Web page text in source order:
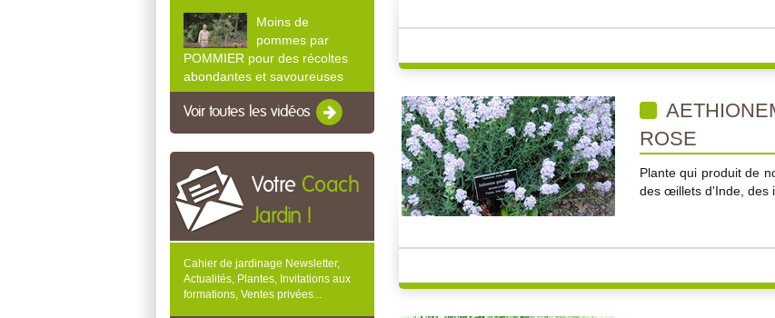
Moins de
pommes par
POMMIER pour des récoltes
abondantes et savoureuses
Voir toutes les vidéos
Votre Coach
Jardin !
Cahier de jardinage Newsletter,
Actualités, Plantes, Invitations aux
formations, Ventes privées...
ROSE
Plante qui produit de
des œillets d'Inde, des